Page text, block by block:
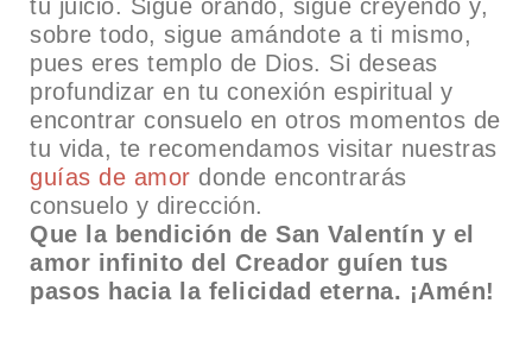
tu juicio. Sigue orando, sigue creyendo y,
sobre todo, sigue amándote a ti mismo,
pues eres templo de Dios. Si deseas
profundizar en tu conexión espiritual y
encontrar consuelo en otros momentos de
tu vida, te recomendamos visitar nuestras
guías de amor donde encontrarás
consuelo y dirección.
Que la bendición de San Valentín y el
amor infinito del Creador guíen tus
pasos hacia la felicidad eterna. ¡Amén!